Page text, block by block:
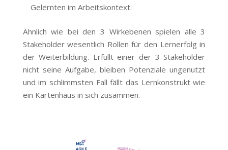
Gelernten im Arbeitskontext.
Ähnlich wie bei den 3 Wirkebenen spielen alle 3
Stakeholder wesentlich Rollen für den Lernerfolg in
der Weiterbildung. Erfüllt einer der 3 Stakeholder
nicht seine Aufgabe, bleiben Potenziale ungenutzt
und im schlimmsten Fall fällt das Lernkonstrukt wie
ein Kartenhaus in sich zusammen.